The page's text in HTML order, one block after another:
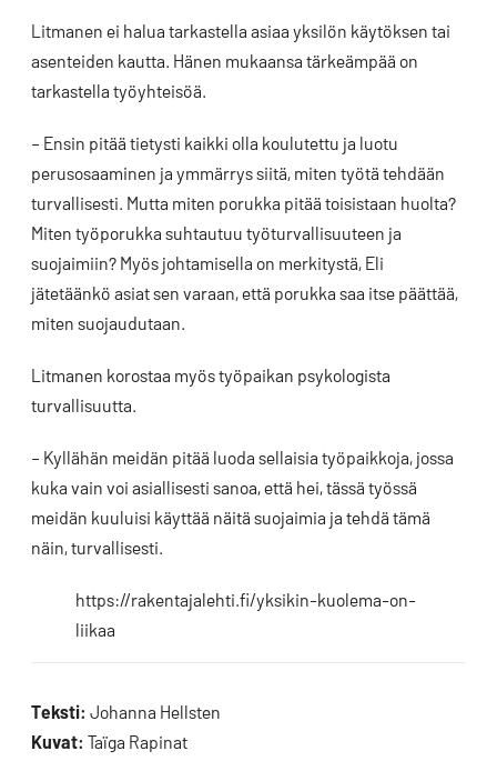
Litmanen ei halua tarkastella asiaa yksilön käytöksen tai
asenteiden kautta. Hänen mukaansa tärkeämpää on
tarkastella työyhteisöä.
– Ensin pitää tietysti kaikki olla koulutettu ja luotu
perusosaaminen ja ymmärrys siitä, miten työtä tehdään
turvallisesti. Mutta miten porukka pitää toisistaan huolta?
Miten työporukka suhtautuu työturvallisuuteen ja
suojaimiin? Myös johtamisella on merkitystä, Eli
jätetäänkö asiat sen varaan, että porukka saa itse päättää,
miten suojaudutaan.
Litmanen korostaa myös työpaikan psykologista
turvallisuutta.
– Kyllähän meidän pitää luoda sellaisia työpaikkoja, jossa
kuka vain voi asiallisesti sanoa, että hei, tässä työssä
meidän kuuluisi käyttää näitä suojaimia ja tehdä tämä
näin, turvallisesti.
https://rakentajalehti.fi/yksikin-kuolema-on-
liikaa
Teksti: Johanna Hellsten
Kuvat: Taïga Rapinat